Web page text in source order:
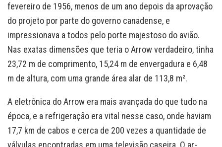
fevereiro de 1956, menos de um ano depois da aprovação
do projeto por parte do governo canadense, e
impressionava a todos pelo porte majestoso do avião.
Nas exatas dimensões que teria o Arrow verdadeiro, tinha
23,72 m de comprimento, 15,24 m de envergadura e 6,48
m de altura, com uma grande área alar de 113,8 m².
A eletrônica do Arrow era mais avançada do que tudo na
época, e a refrigeração era vital nesse caso, onde haviam
17,7 km de cabos e cerca de 200 vezes a quantidade de
válvulas encontradas em uma televisão caseira. O ar-